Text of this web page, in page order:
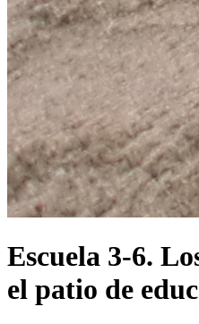
Escuela 3-6.
el patio de